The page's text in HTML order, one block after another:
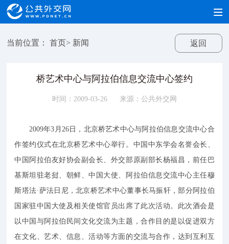
当前位置：首页> 新闻 返回
桥艺术中心与阿拉伯信息交流中心签约
时间：2009-03-26 来源：公共外交网
2009年3月26日，北京桥艺术中心与阿拉伯信息交流中心合
作签约仪式在北京桥艺术中心举行。中国中东学会名誉会长、
中国阿拉伯友好协会副会长、外交部原副部长杨福昌，前任巴
基斯坦驻老挝、朝鲜、中国大使、阿拉伯信息交流中心主任穆
斯塔法·萨法日尼，北京桥艺术中心董事长马振轩，部分阿拉伯
国家驻中国大使及相关使馆官员出席了此次活动。此次酒会是
以中国与阿拉伯民间文化交流为主题，合作目的是以促进双方
在文化、艺术、信息、活动等方面的交流与合作，达到互利互